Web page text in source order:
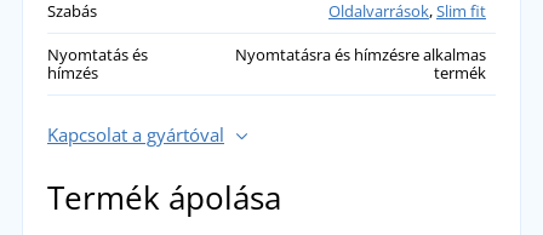
Gyönyörű szín, mint a képen, szép anyag,
biztosan veszek még egyet.
přidáno 02.11.2023
Lucie
képen látható módon illik. A méret pontosan
Szabás Oldalvarrások,Slim fit
Nyomtatás és
hímzés
Nyomtatásra és hímzésre alkalmas
termék
Kapcsolat a gyártóval
Termék ápolása